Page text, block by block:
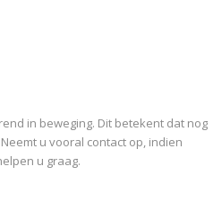
in beweging. Dit betekent dat nog
u vooral contact op, indien
u graag.